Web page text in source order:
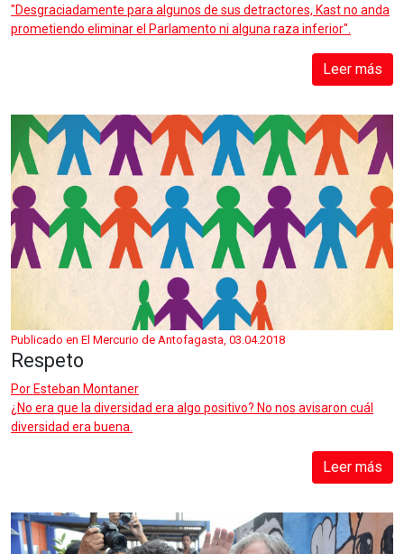
"Desgraciadamente para algunos de sus detractores, Kast no anda
prometiendo eliminar el Parlamento ni alguna raza inferior".
Leer más
Publicado en El Mercurio de Antofagasta, 03.04.2018
Respeto
Por Esteban Montaner
¿No era que la diversidad era algo positivo? No nos avisaron cuál
diversidad era buena.
Leer más